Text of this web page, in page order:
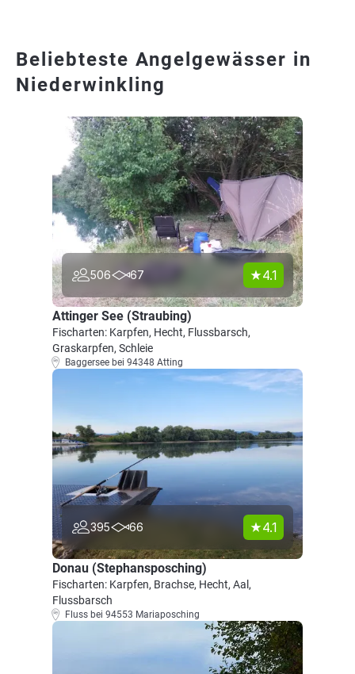
Beliebteste Angelgewässer in
Niederwinkling
506 67 4.1
Attinger See (Straubing)
Fischarten: Karpfen, Hecht, Flussbarsch,
Graskarpfen, Schleie
Baggersee bei 94348 Atting
395 66 4.1
Donau (Stephansposching)
Fischarten: Karpfen, Brachse, Hecht, Aal,
Flussbarsch
Fluss bei 94553 Mariaposching